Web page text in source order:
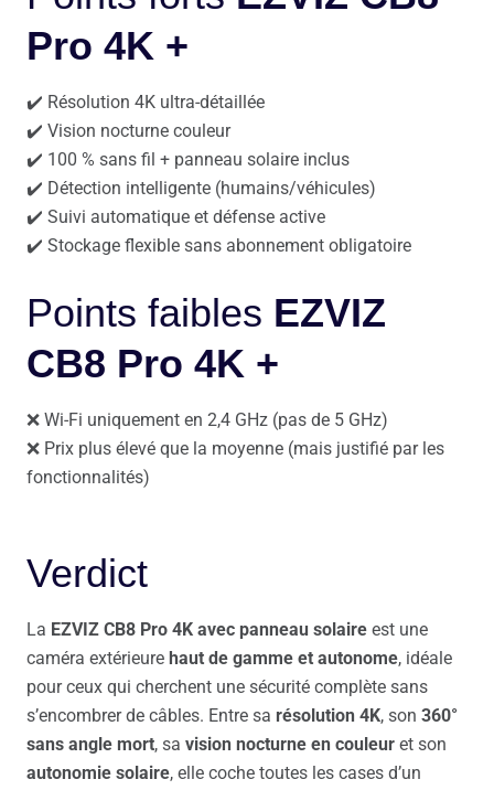
Pro 4K +
✔️ Résolution 4K ultra-détaillée
✔️ Vision nocturne couleur
✔️ 100 % sans fil + panneau solaire inclus
✔️ Détection intelligente (humains/véhicules)
✔️ Suivi automatique et défense active
✔️ Stockage flexible sans abonnement obligatoire
Points faibles EZVIZ
CB8 Pro 4K +
❌ Wi-Fi uniquement en 2,4 GHz (pas de 5 GHz)
❌ Prix plus élevé que la moyenne (mais justifié par les
fonctionnalités)
Verdict
La EZVIZ CB8 Pro 4K avec panneau solaire est une
caméra extérieure haut de gamme et autonome, idéale
pour ceux qui cherchent une sécurité complète sans
s’encombrer de câbles. Entre sa résolution 4K, son 360°
sans angle mort, sa vision nocturne en couleur et son
autonomie solaire, elle coche toutes les cases d’un